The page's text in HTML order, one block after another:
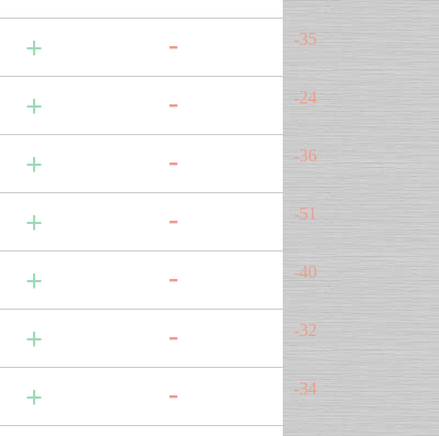
-35
-24
-36
-51
-40
-32
-34